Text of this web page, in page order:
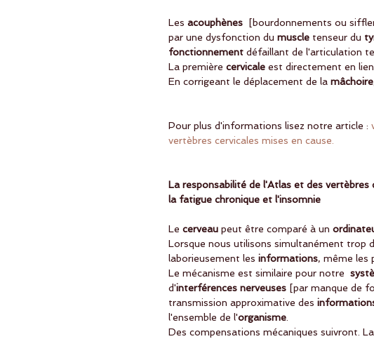
Les acouphènes
[bourdonnements ou
par une dysfonction du muscle tenseur du
fonctionnement défaillant de l'articulation
La première cervicale est directement en
En corrigeant le déplacement de la mâchoire
Pour plus d'informations lisez notre article :
vertèbres cervicales mises en cause.
La responsabilité de l'Atlas et des
la fatigue chronique et l'insomnie
Le cerveau peut être comparé à un
Lorsque nous utilisons simultanément trop
laborieusement les informations, même les
Le mécanisme est similaire pour notre
d'interférences nerveuses [par manque de
transmission approximative des
l'ensemble de l'organisme.
Des compensations mécaniques suivront.